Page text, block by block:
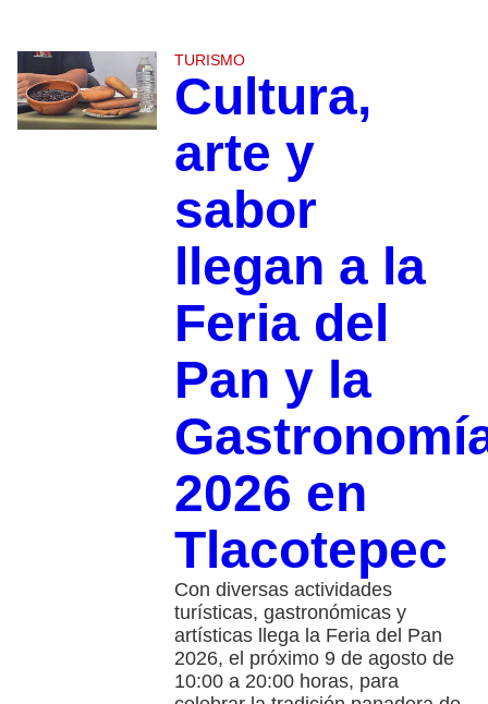
TURISMO
Cultura,
arte y
sabor
llegan a la
Feria del
Pan y la
2026 en
Tlacotepec
Con diversas actividades
turísticas, gastronómicas y
artísticas llega la Feria del Pan
2026, el próximo 9 de agosto de
10:00 a 20:00 horas, para